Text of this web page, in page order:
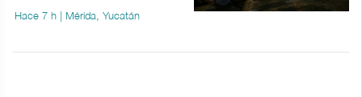
Hace 7 h | Mérida, Yucatán